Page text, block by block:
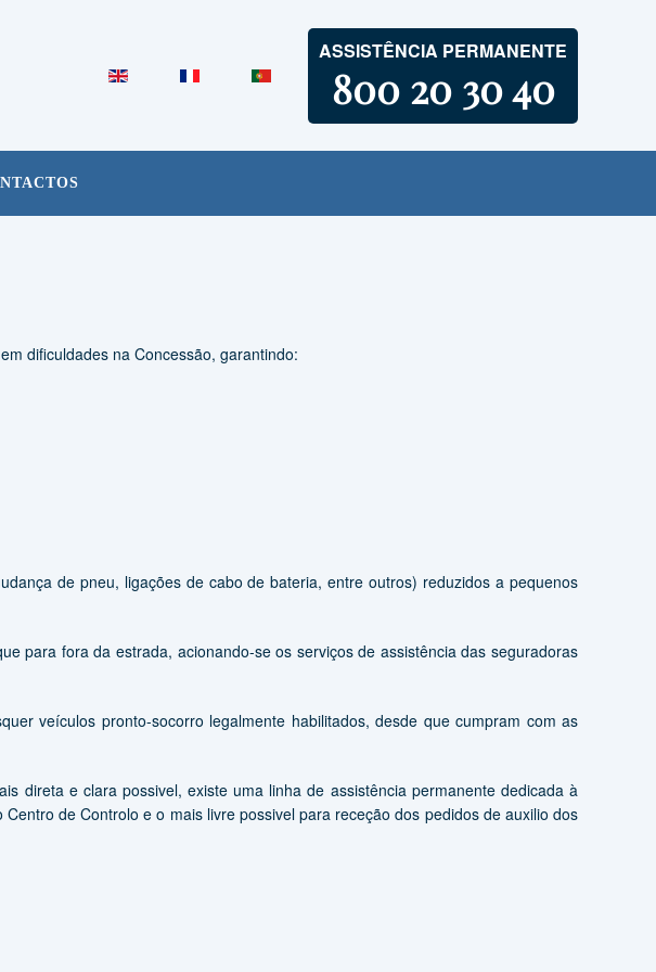
ASSISTÊNCIA PERMANENTE
800 20 30 40
dificuldades na Concessão, garantindo:
de pneu, ligações de cabo de bateria, entre outros) reduzidos a pequenos
para fora da estrada, acionando-se os serviços de assistência das seguradoras
veículos pronto-socorro legalmente habilitados, desde que cumpram com as
direta e clara possivel, existe uma linha de assistência permanente dedicada à
de Controlo e o mais livre possivel para receção dos pedidos de auxilio dos